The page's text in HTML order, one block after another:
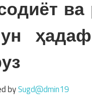
bySugd@dmin19